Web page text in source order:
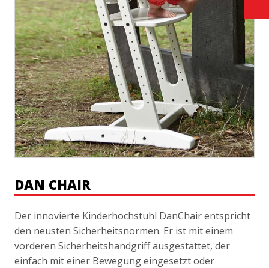
DAN CHAIR
Der innovierte Kinderhochstuhl DanChair entspricht
den neusten Sicherheitsnormen. Er ist mit einem
vorderen Sicherheitshandgriff ausgestattet, der
einfach mit einer Bewegung eingesetzt oder